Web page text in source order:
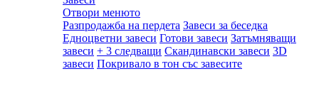
Отвори менюто
Разпродажба на пердета Завеси за беседка
Едноцветни завеси Готови завеси Затъмняващи
завеси + 3 следващи Скандинавски завеси 3D
завеси Покривало в тон със завесите